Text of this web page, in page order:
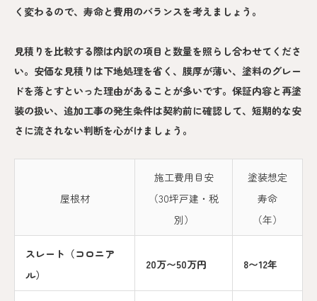
く変わるので、寿命と費用のバランスを考えましょう。
見積りを比較する際は内訳の項目と数量を照らし合わせてくださ
い。安価な見積りは下地処理を省く、膜厚が薄い、塗料のグレー
ドを落とすといった理由があることが多いです。保証内容と再塗
装の扱い、追加工事の発生条件は契約前に確認して、短期的な安
さに流されない判断を心がけましょう。
屋根材
施工費用目安
（30坪戸建・税
別）
塗装想定
寿命
（年）
スレート（コロニア
ル）
20万〜50万円 8〜12年